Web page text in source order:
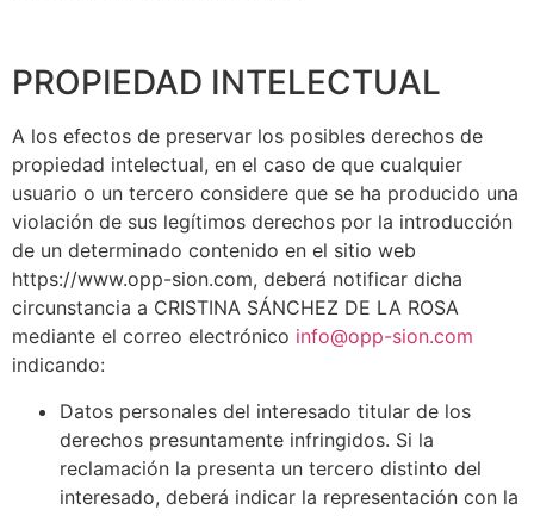
PROPIEDAD INTELECTUAL
A los efectos de preservar los posibles derechos de
propiedad intelectual, en el caso de que cualquier
usuario o un tercero considere que se ha producido una
violación de sus legítimos derechos por la introducción
de un determinado contenido en el sitio web
https://www.opp-sion.com, deberá notificar dicha
circunstancia a CRISTINA SÁNCHEZ DE LA ROSA
mediante el correo electrónico info@opp-sion.com
indicando:
Datos personales del interesado titular de los
derechos presuntamente infringidos. Si la
reclamación la presenta un tercero distinto del
interesado, deberá indicar la representación con la